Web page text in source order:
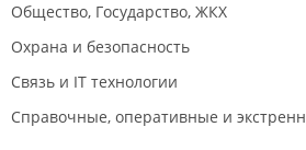
Общество, Государство, ЖКХ
Охрана и безопасность
Связь и IT технологии
Справочные, оперативные и